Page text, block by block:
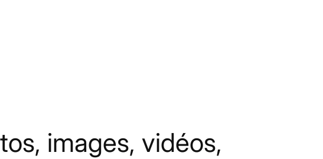
images, vidéos,